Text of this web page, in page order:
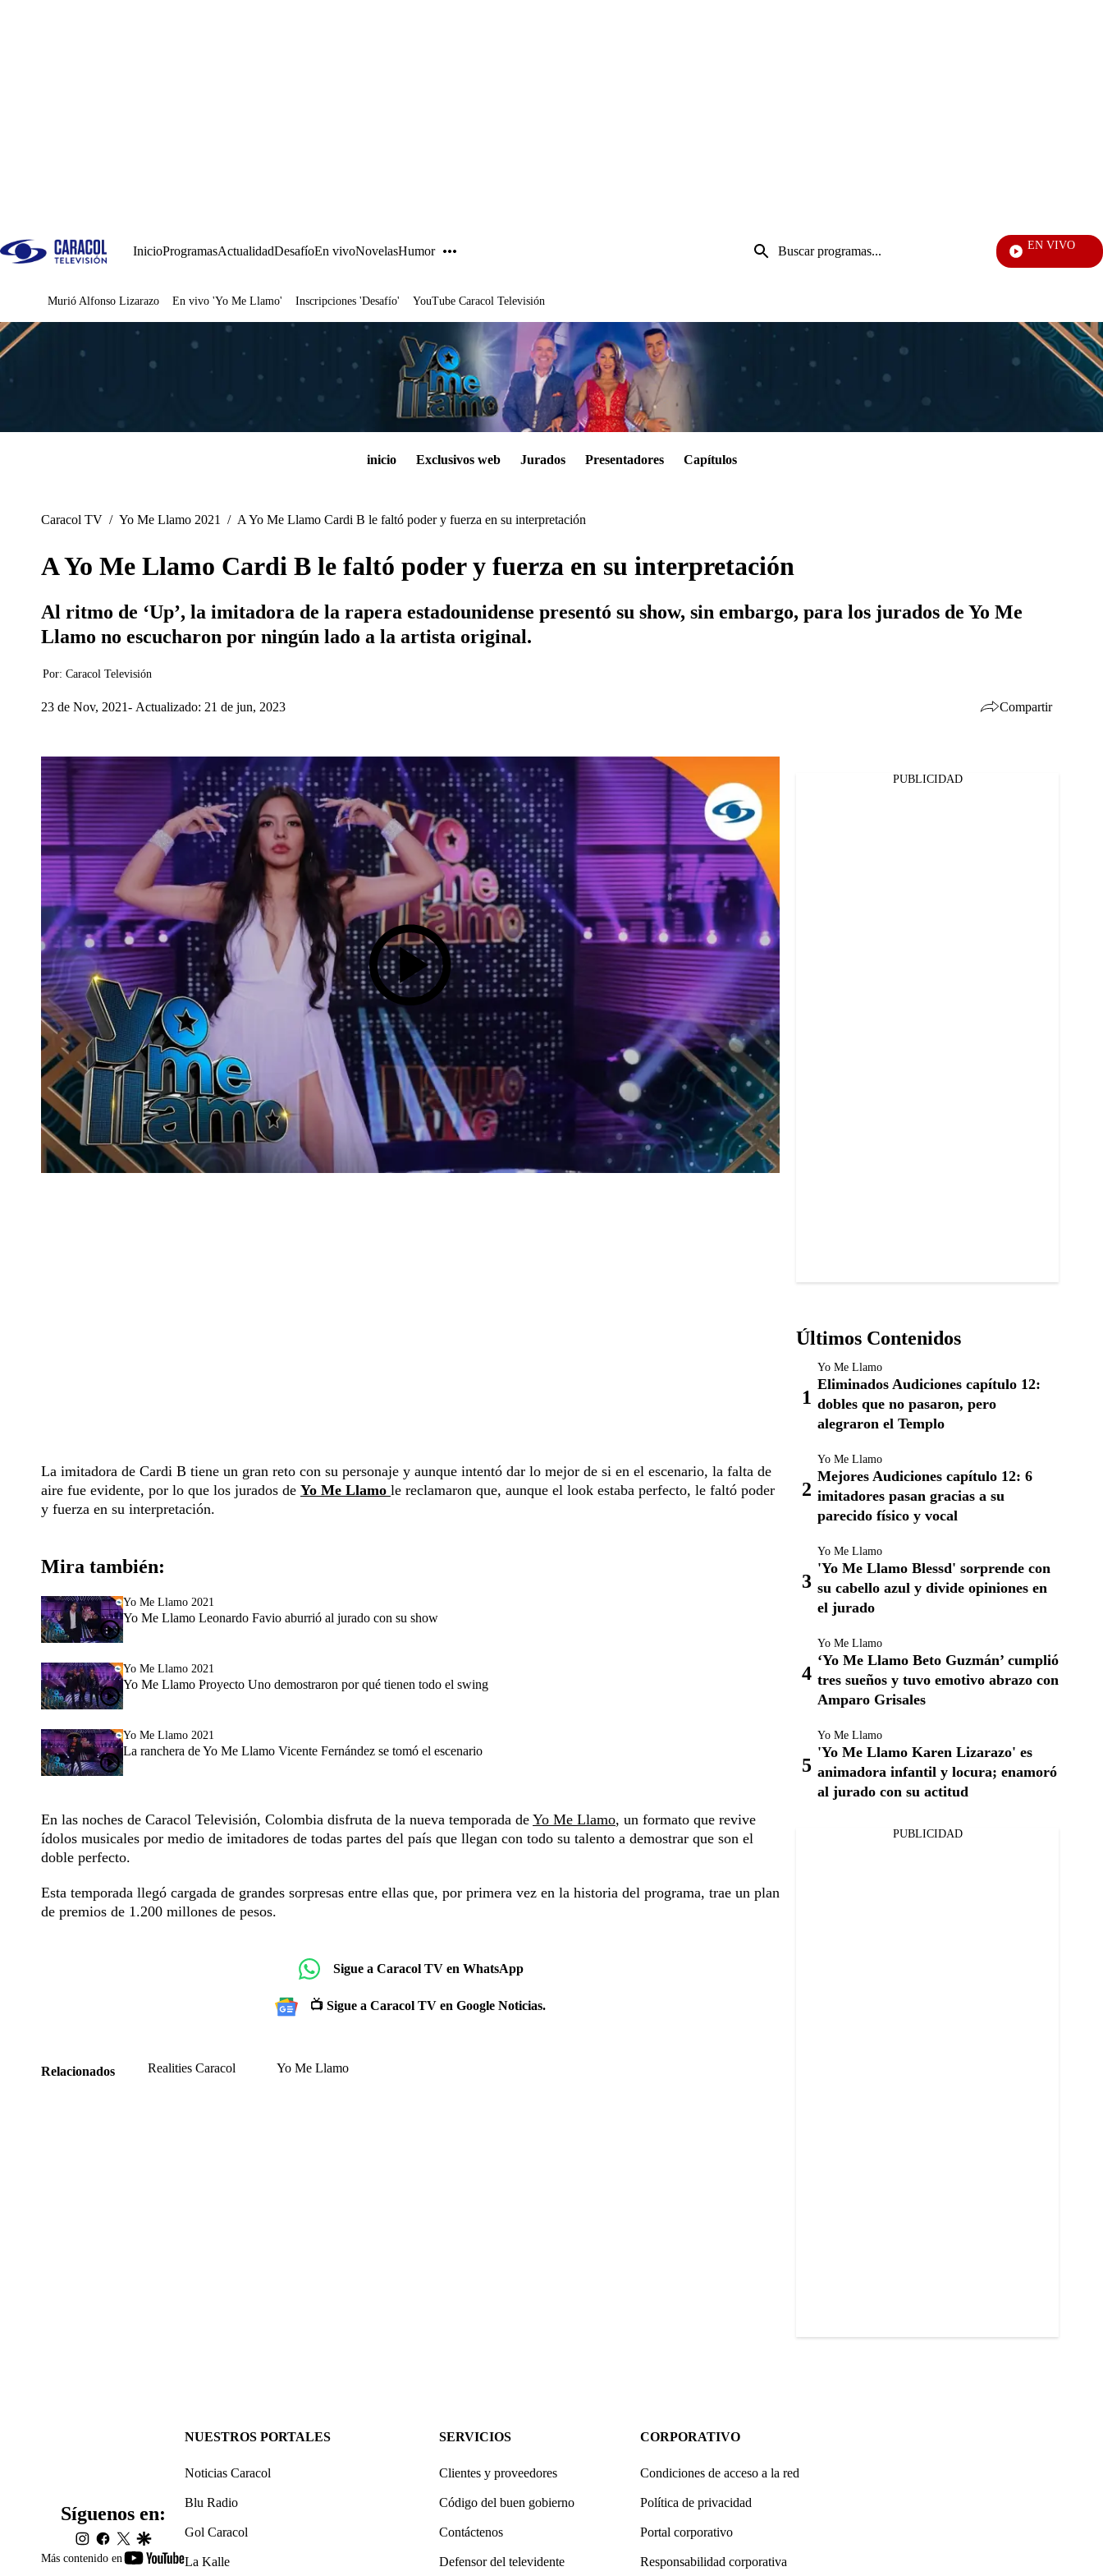
InicioProgramasActualidadDesafíoEn vivoNovelasHumor
Entrada
de
EN VIVO
Juegos
Murió Alfonso Lizarazo En vivo 'Yo Me Llamo' Inscripciones 'Desafío' YouTube Caracol Televisión
inicio Exclusivos web Jurados Presentadores Capítulos
Caracol TV / Yo Me Llamo 2021 / A Yo Me Llamo Cardi B le faltó poder y fuerza en su interpretación
A Yo Me Llamo Cardi B le faltó poder y fuerza en su interpretación
Al ritmo de ‘Up’, la imitadora de la rapera estadounidense presentó su show, sin embargo, para los jurados de Yo Me
Llamo no escucharon por ningún lado a la artista original.
Por: Caracol Televisión
23 de Nov, 2021 Actualizado: 21 de jun, 2023 Compartir
La imitadora de Cardi B tiene un gran reto con su personaje y aunque intentó dar lo mejor de si en el escenario, la falta de
aire fue evidente, por lo que los jurados de Yo Me Llamo le reclamaron que, aunque el look estaba perfecto, le faltó poder
y fuerza en su interpretación.
Mira también:
Yo Me Llamo 2021
Yo Me Llamo Leonardo Favio aburrió al jurado con su show
Yo Me Llamo 2021
Yo Me Llamo Proyecto Uno demostraron por qué tienen todo el swing
Yo Me Llamo 2021
La ranchera de Yo Me Llamo Vicente Fernández se tomó el escenario
En las noches de Caracol Televisión, Colombia disfruta de la nueva temporada de Yo Me Llamo, un formato que revive
ídolos musicales por medio de imitadores de todas partes del país que llegan con todo su talento a demostrar que son el
doble perfecto.
Esta temporada llegó cargada de grandes sorpresas entre ellas que, por primera vez en la historia del programa, trae un plan
de premios de 1.200 millones de pesos.
Sigue a Caracol TV en WhatsApp
📺 Sigue a Caracol TV en Google Noticias.
Relacionados Realities Caracol Yo Me Llamo
PUBLICIDAD
Últimos Contenidos
Yo Me Llamo
Eliminados Audiciones capítulo 12:
dobles que no pasaron, pero
alegraron el Templo
Yo Me Llamo
Mejores Audiciones capítulo 12: 6
imitadores pasan gracias a su
parecido físico y vocal
Yo Me Llamo
'Yo Me Llamo Blessd' sorprende con
su cabello azul y divide opiniones en
el jurado
Yo Me Llamo
‘Yo Me Llamo Beto Guzmán’ cumplió
tres sueños y tuvo emotivo abrazo con
Amparo Grisales
Yo Me Llamo
'Yo Me Llamo Karen Lizarazo' es
animadora infantil y locura; enamoró
al jurado con su actitud
PUBLICIDAD
Más contenido en
youtube-
Síguenos en:
instagram
facebook
twittergoogle
NUESTROS PORTALES
Noticias Caracol
Blu Radio
Gol Caracol
La Kalle
SERVICIOS
Clientes y proveedores
Código del buen gobierno
Contáctenos
Defensor del televidente
CORPORATIVO
Condiciones de acceso a la red
Política de privacidad
Portal corporativo
Responsabilidad corporativa